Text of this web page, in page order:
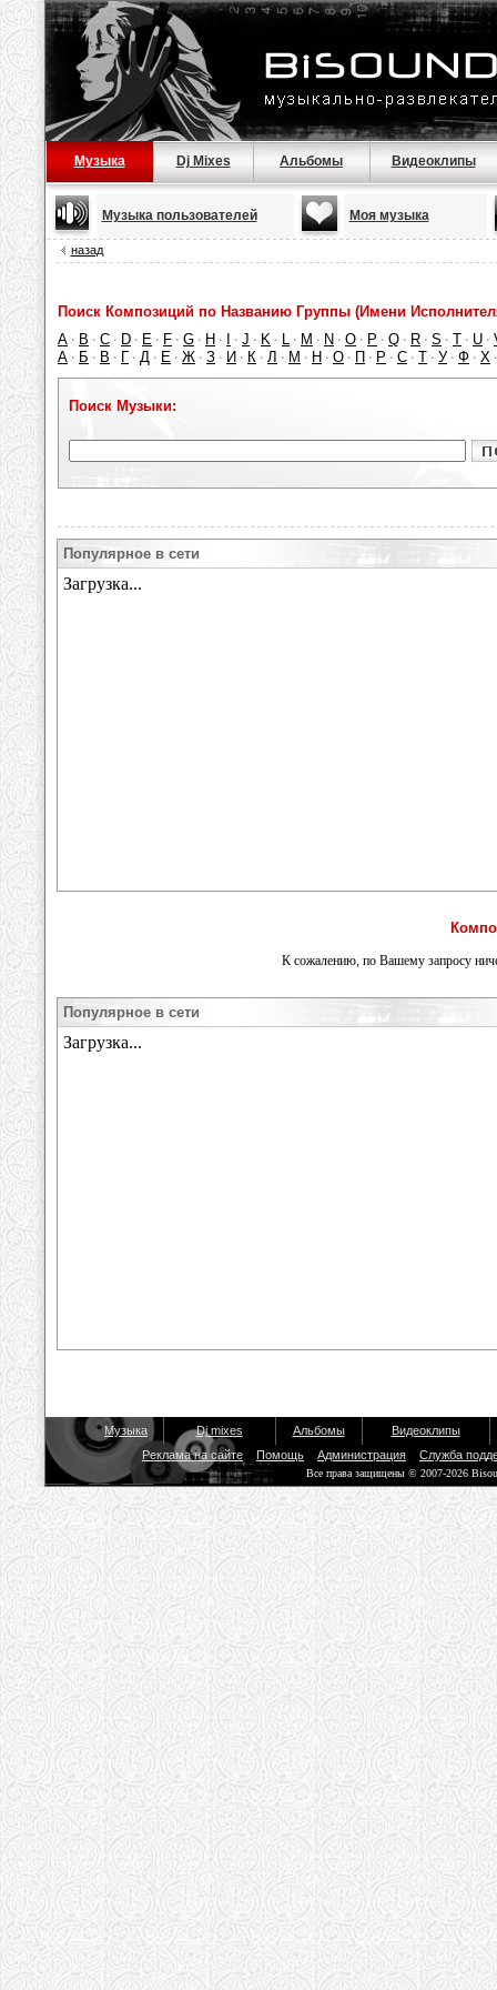
Музыка Dj Mixes Альбомы Видеоклипы
Музыка пользователей Моя музыка
назад
Поиск Композиций по Названию Группы (Имени
A · B · C · D · E · F · G · H · · J · K · L · M · N · O · P · Q · R · S · T · U ·
А · Б · В · Г · Д · Е · Ж · З · И · К · Л · М · Н · О · П · Р · С · Т · У · Ф · Х
Поиск Музыки:
Популярное в сети
К сожалению, по Вашему запросу
Популярное в сети
Музыка Dj mixes Альбомы
Видеоклипы
Реклама на сайте
Помощь Администрация Служба
Все права защищены © 2007-2026